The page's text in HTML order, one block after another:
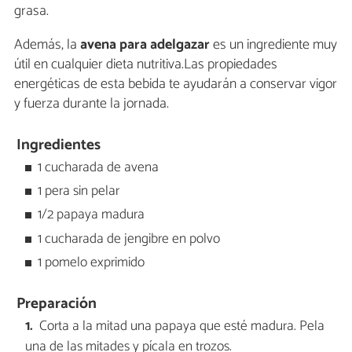
grasa.
Además, laavena para adelgazares un ingrediente muy
útil en cualquier dieta nutritiva.Las propiedades
energéticas de esta bebida te ayudarán a conservar vigor
y fuerza durante la jornada.
Ingredientes
1 cucharada de avena
1 pera sin pelar
1/2 papaya madura
1 cucharada de jengibre en polvo
1 pomelo exprimido
Preparación
Corta a la mitad una papaya que esté madura. Pela
una de las mitades y pícala en trozos.